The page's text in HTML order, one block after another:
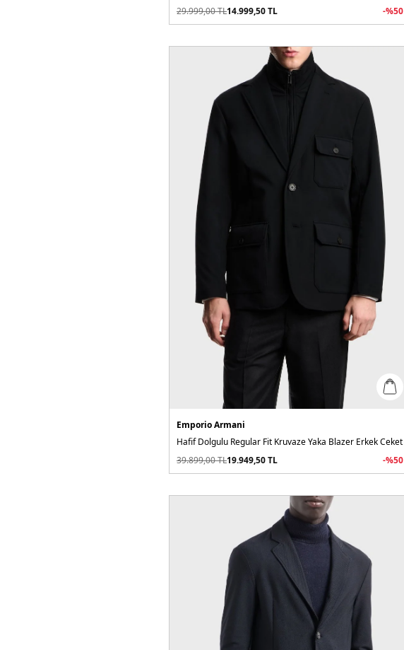
29.999,00TL14.999,50TL -%50
Emporio Armani
Hafif Dolgulu Regular Fit Kruvaze Yaka Blazer Erkek Ceket
39.899,00TL19.949,50TL -%50